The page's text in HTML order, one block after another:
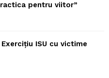
pentru viitor”
ISU cu victime